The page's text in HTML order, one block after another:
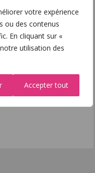
votre expérience
ou des contenus
En cliquant sur «
utilisation des
Accepter tout